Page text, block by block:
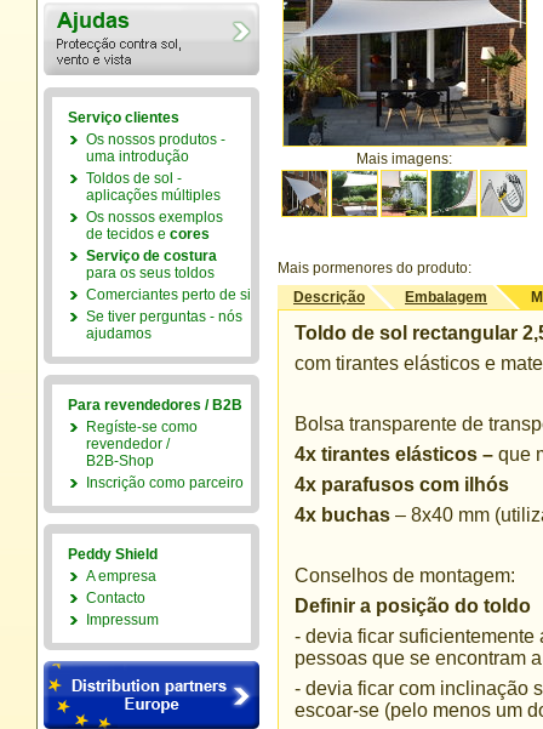
Mais imagens:
Mais pormenores do produto:
Descrição
Embalagem
Toldo de sol rectangular
com tirantes elásticos e
Bolsa transparente de
4x tirantes elásticos – que
4x parafusos com ilhós
4x buchas – 8x40 mm
Conselhos de montagem:
Definir a posição do toldo
- devia ficar
pessoas que se encontram
- devia ficar com inclinação
escoar-se (pelo menos um
Serviço clientes
Os nossos produtos -
uma introdução
Toldos de sol -
aplicações múltiples
Os nossos exemplos
de tecidos e cores
Serviço de costura
para os seus toldos
Comerciantes perto de si
Se tiver perguntas - nós
ajudamos
Para revendedores / B2B
Regíste-se como
revendedor /
B2B-Shop
Inscrição como parceiro
Peddy Shield
A empresa
Contacto
Impressum